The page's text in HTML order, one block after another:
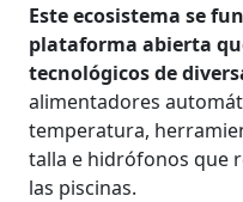
Este ecosistema se
plataforma abierta
tecnológicos de
alimentadores
temperatura,
talla e hidrófonos que
las piscinas.